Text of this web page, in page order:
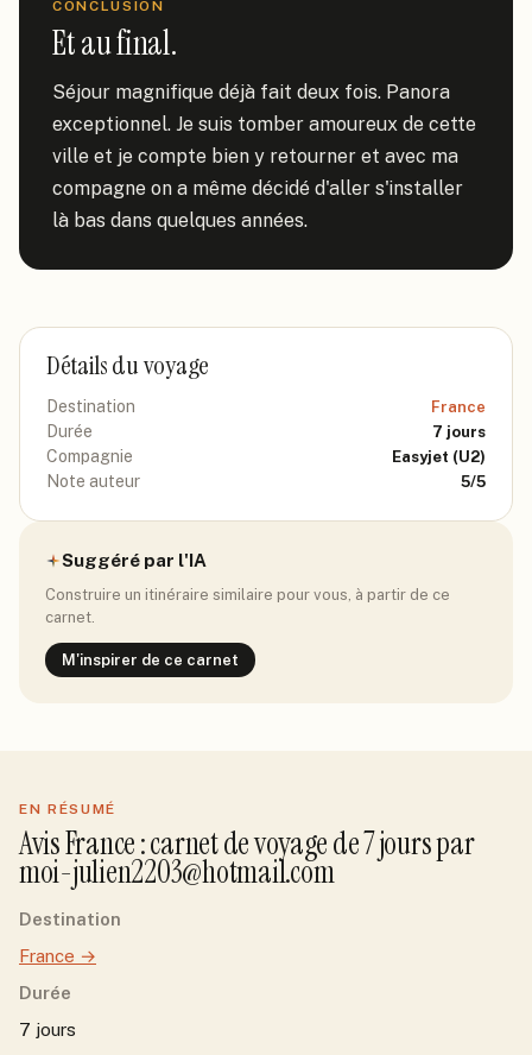
CONCLUSION
Et au final.
Séjour magnifique déjà fait deux fois. Panora
exceptionnel. Je suis tomber amoureux de cette
ville et je compte bien y retourner et avec ma
compagne on a même décidé d'aller s'installer
là bas dans quelques années.
Détails du voyage
Destination France
Durée 7 jours
Compagnie Easyjet (U2)
Note auteur 5/5
Suggéré par l'IA
Construire un itinéraire similaire pour vous, à partir de ce
carnet.
M'inspirer de ce carnet
EN RÉSUMÉ
AvisFrance: carnet de voyage de7jourspar
moi-julien2203@hotmail.com
Destination
France →
Durée
7 jours